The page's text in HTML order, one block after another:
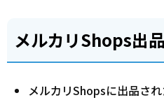
メルカリShops出
メルカリShopsに出品さ